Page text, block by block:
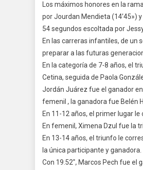
Los máximos honores en la
por Jourdan Mendieta (14’45»)
54 segundos escoltada por
En las carreras infantiles, de un
preparar a las futuras
En la categoría de 7-8 años, el
Cetina, seguida de Paola
Jordán Juárez fue el ganador
femenil , la ganadora fue Belén
En 11-12 años, el primer lugar
En femenil, Ximena Dzul fue la
En 13-14 años, el triunfo le
la única participante y ganadora.
Con 19.52″, Marcos Pech fue